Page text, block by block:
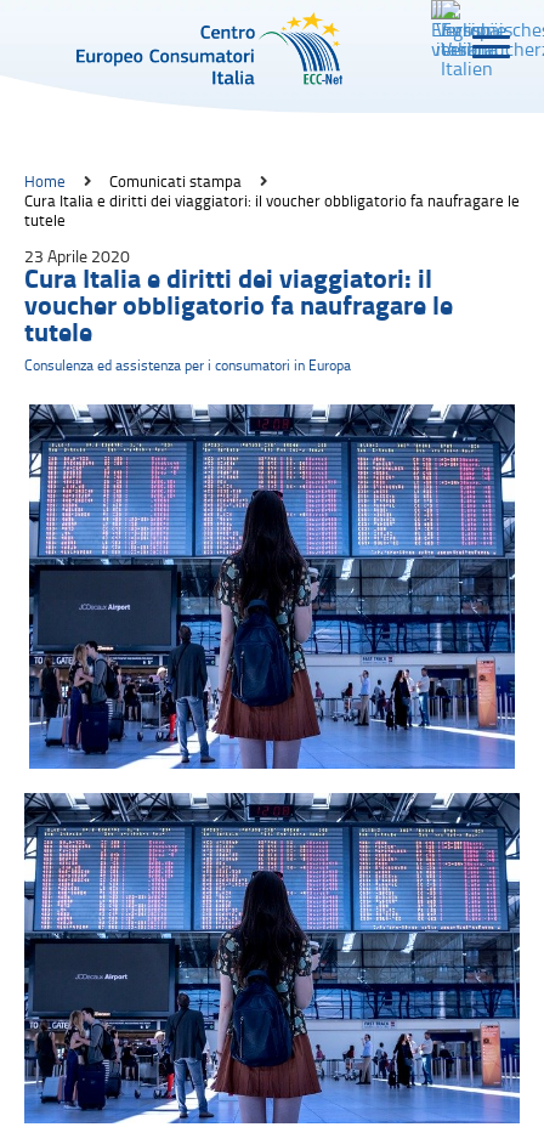
Home
Comunicati stampa
Cura Italia e diritti dei viaggiatori: il voucher obbligatorio fa naufragare le
tutele
23 Aprile 2020
Cura Italia e diritti dei viaggiatori: il
voucher obbligatorio fa naufragare le
tutele
Consulenza ed assistenza per i consumatori in Europa